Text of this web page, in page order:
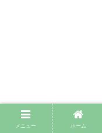
メニュー ホーム